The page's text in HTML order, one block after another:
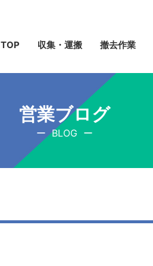
TOP 収集・運搬 撤去作業
営業ブログ
BLOG